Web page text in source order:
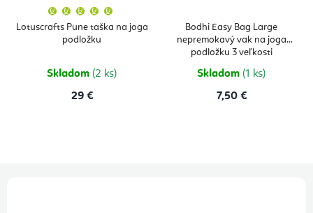
Lotuscrafts Pune taška na joga
podložku
produktu
je
hviezdičiek.
Skladom (2 ks)
29 €
Bodhi Easy Bag Large
nepremokavý vak na joga
podložku 3 veľkosti
Skladom (1 ks)
7,50 €